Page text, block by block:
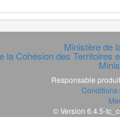
Ministère de
la Cohésion des Territoires
Responsable
Conditions
© Version 6.4.5-